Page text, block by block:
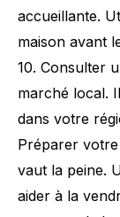
accueillante.
maison avant
10. Consulter
marché local.
dans votre
Préparer votre
vaut la peine.
aider à la